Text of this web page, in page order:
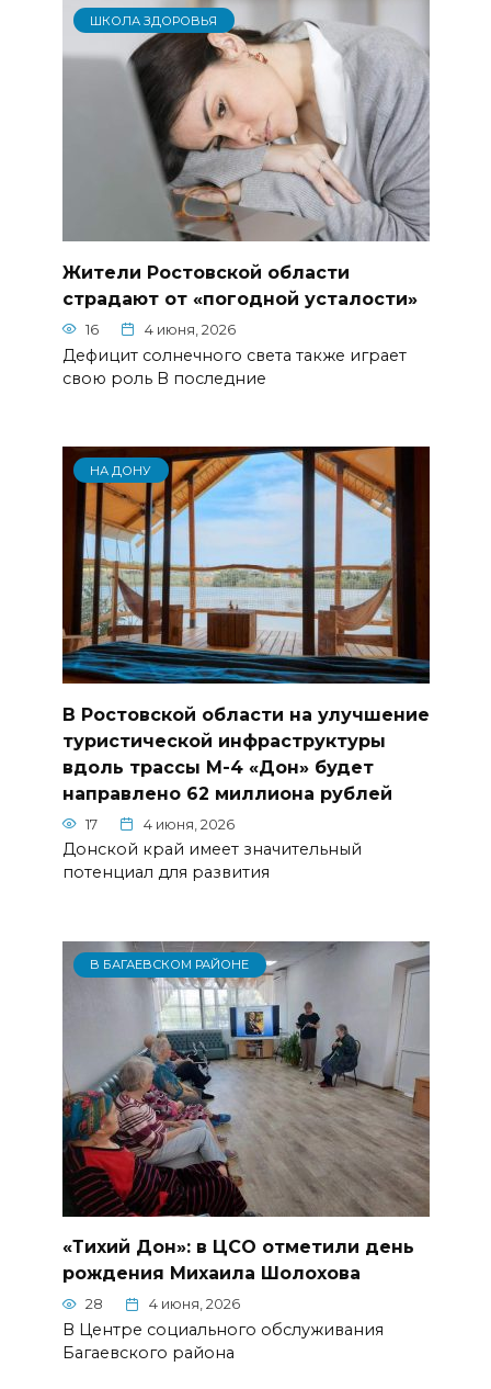
ШКОЛА ЗДОРОВЬЯ
Жители Ростовской области
страдают от «погодной усталости»
16 4 июня, 2026
Дефицит солнечного света также играет
свою роль В последние
НА ДОНУ
В Ростовской области на улучшение
туристической инфраструктуры
вдоль трассы М-4 «Дон» будет
направлено 62 миллиона рублей
17 4 июня, 2026
Донской край имеет значительный
потенциал для развития
В БАГАЕВСКОМ РАЙОНЕ
«Тихий Дон»: в ЦСО отметили день
рождения Михаила Шолохова
28 4 июня, 2026
В Центре социального обслуживания
Багаевского района